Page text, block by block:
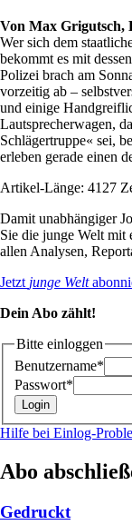
Von Max Grigutsch,
Wer sich dem
bekommt es mit
Polizei brach am
vorzeitig ab –
und einige
Lautsprecherwagen,
Schlägertruppe« sei,
erleben gerade einen
Artikel-Länge: 4127
Damit unabhängiger
Sie die junge Welt mit
allen Analysen,
Jetzt junge Welt
Dein Abo zählt!
Bitte einloggen
Benutzername*
Passwort*
Hilfe bei Einlog-
Abo
Gedruckt